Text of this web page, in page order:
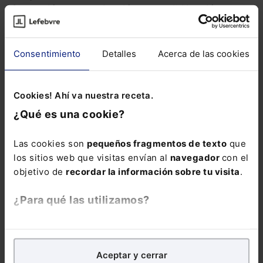
Consentimiento Detalles Acerca de las cookies
Cookies! Ahí va nuestra receta.
¿Qué es una cookie?
Las cookies son pequeños fragmentos de texto que
los sitios web que visitas envían al navegador con el
objetivo de recordar la información sobre tu visita.
¿Para qué las utilizamos?
analíticospara tratar demejorar tu experienciaen
nuestra página web. También con fines publicitarios,
Aceptar y cerrar
formación, comunicación y sensibilización.
Formación
por el expediente judicial electrónico,
promoviendo su adaptación al cambio
organizativo y cultural que trae consigo. Con
ello se pretende, por un lado, dotar a los
profesionales de las herramientas formativas
necesarias para su desempeño en el nuevo
realización de los procedimientos que se
Para ello se ha diseñado un Plan de Formación